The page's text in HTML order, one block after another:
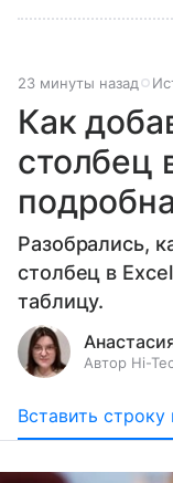
23 минуты назад
Как
столбец
Разобрались,
столбец в
таблицу.
Автор Hi-
Вставить